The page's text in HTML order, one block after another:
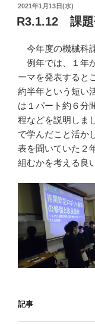
投
稿
日:
2021年1月13日(水)
R3.1.12 課題
今年度の機械科
例年では、１年
ーマを発表すると
約半年という短い
は１パート約６分
程などを説明しま
で学んだこと活か
表を聞いていた２
組むかを考える良
記事